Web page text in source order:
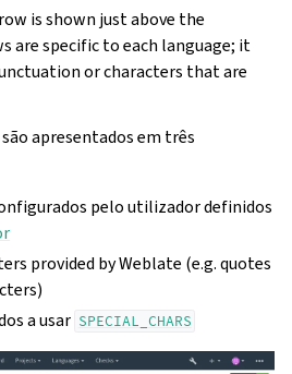
is shown just above the
are specific to each language; it
or characters that are
apresentados em três
pelo utilizador definidos
provided by Weblate (e.g. quotes
a usar SPECIAL_CHARS